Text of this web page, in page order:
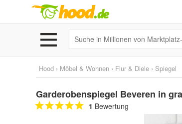
Hood › Möbel & Wohnen › Flur & Diele › Spiegel
Garderobenspiegel Beveren in
1 Bewertung